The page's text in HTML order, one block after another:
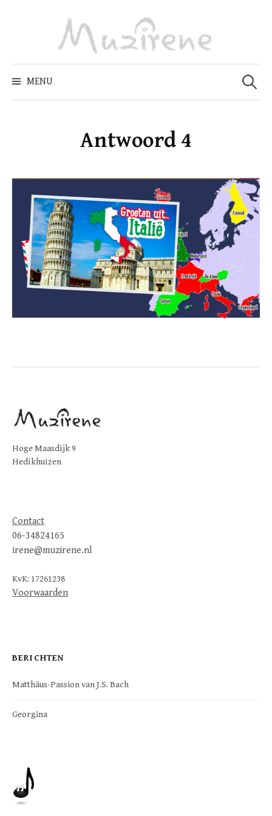
MENU
Zoeken
naar:
Antwoord 4
Hoge Maasdijk 9
Hedikhuizen
Contact
06-34824165
irene@muzirene.nl
KvK: 17261238
Voorwaarden
BERICHTEN
Matthäus-Passion van J.S. Bach
Georgina